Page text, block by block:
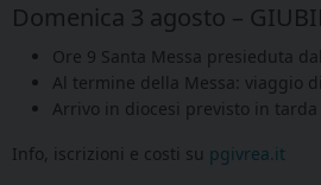
Domenica 3 agosto –
Ore 9 Santa Messa presieduta dal
Al termine della Messa: viaggio
Arrivo in diocesi previsto in tarda
Info, iscrizioni e costi su pgivrea.it